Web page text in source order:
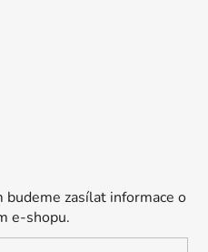
zasílat informace o
e-shopu.